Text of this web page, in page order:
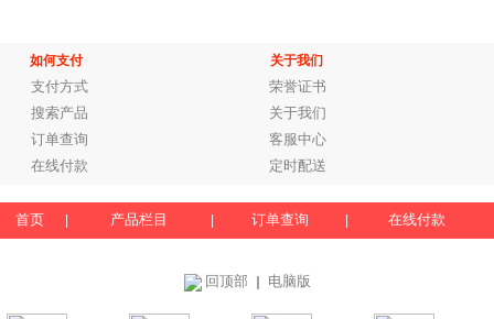
如何支付 关于我们
支付方式
荣誉证书
搜索产品
关于我们
订单查询
客服中心
在线付款
定时配送
首页 产品栏目 订单查询 在线付款
回顶部 电脑版